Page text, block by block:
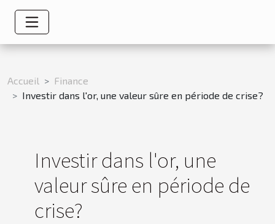
Accueil
Finance
Investir dans l'or, une valeur sûre en période de crise?
Investir dans l'or, une
valeur sûre en période de
crise?